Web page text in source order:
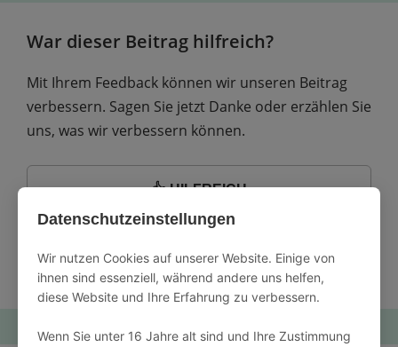
Datenschutzeinstellungen
Wir nutzen Cookies auf unserer Website. Einige von
ihnen sind essenziell, während andere uns helfen,
diese Website und Ihre Erfahrung zu verbessern.
Wenn Sie unter 16 Jahre alt sind und Ihre Zustimmung
War dieser Beitrag hilfreich?
Mit Ihrem Feedback können wir unseren Beitrag
verbessern. Sagen Sie jetzt Danke oder erzählen Sie
uns, was wir verbessern können.
👍 HILFREICH